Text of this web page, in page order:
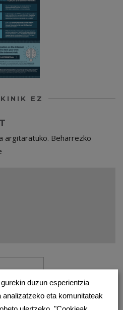
EZ
argitaratuko. Beharrezko
duzun esperientzia
eta komunitateak